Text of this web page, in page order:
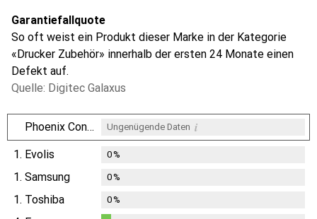
Garantiefallquote
So oft weist ein Produkt dieser Marke in der Kategorie
«Drucker Zubehör» innerhalb der ersten 24 Monate einen
Defekt auf.
Quelle: Digitec Galaxus
Phoenix Contact Ungenügende Daten i
1. Evolis 0%
1. Samsung 0%
1. Toshiba 0%